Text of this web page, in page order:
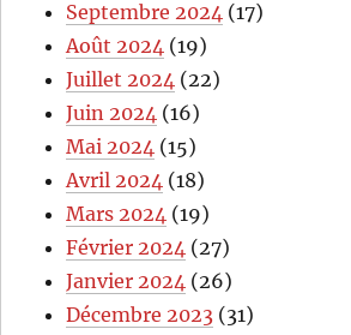
Septembre 2024 (17)
Août 2024 (19)
Juillet 2024 (22)
Juin 2024 (16)
Mai 2024 (15)
Avril 2024 (18)
Mars 2024 (19)
Février 2024 (27)
Janvier 2024 (26)
Décembre 2023 (31)